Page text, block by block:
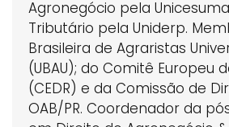
Agronegócio pela
Tributário pela Uniderp.
Brasileira de Agraristas
(UBAU); do Comitê Europeu
(CEDR) e da Comissão de
OAB/PR. Coordenador da